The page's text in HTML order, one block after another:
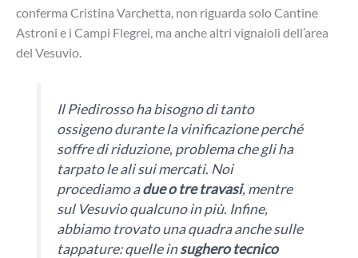
conferma Cristina Varchetta, non riguarda solo Cantine
Astroni e i Campi Flegrei, ma anche altri vignaioli dell’area
del Vesuvio.
Il Piedirosso ha bisogno di tanto
ossigeno durante la vinificazione perché
soffre di riduzione, problema che gli ha
tarpato le ali sui mercati. Noi
procediamo adue o tre travasi, mentre
sul Vesuvio qualcuno in più. Infine,
abbiamo trovato una quadra anche sulle
tappature: quelle insughero tecnico